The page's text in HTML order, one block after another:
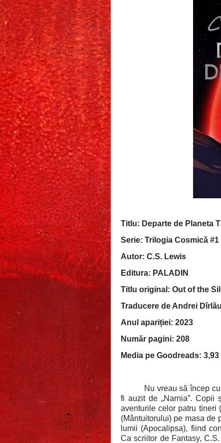
Titlu: Departe de Planeta
Serie: Trilogia Cosmică #1
Autor: C.S. Lewis
Editura: PALADIN
Titlu original: Out of the
Traducere de Andrei Dîrlău
Anul apariției: 2023
Număr pagini: 208
Media pe Goodreads:
Nu vreau să încep
fi auzit de „Narnia”. Copii
aventurile celor patru tineri
(Mântuitorului) pe masa de
lumii (Apocalipsa), fiind
Ca scriitor de Fantasy,